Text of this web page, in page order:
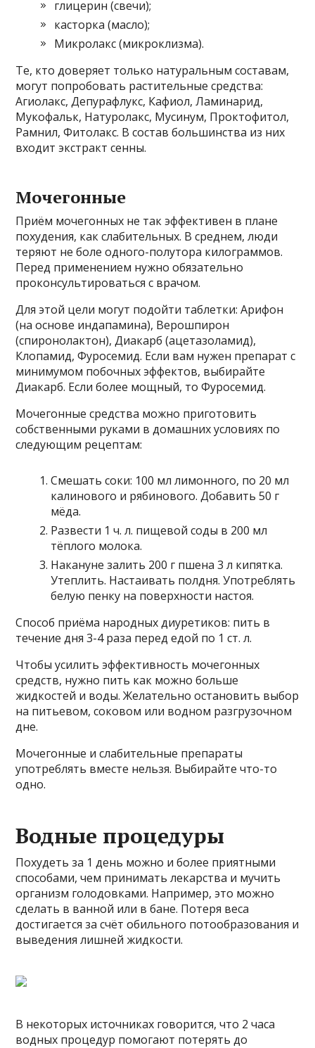
глицерин (свечи);
касторка (масло);
Микролакс (микроклизма).
Те, кто доверяет только натуральным составам,
могут попробовать растительные средства:
Агиолакс, Депурафлукс, Кафиол, Ламинарид,
Мукофальк, Натуролакс, Мусинум, Проктофитол,
Рамнил, Фитолакс. В состав большинства из них
входит экстракт сенны.
Мочегонные
Приём мочегонных не так эффективен в плане
похудения, как слабительных. В среднем, люди
теряют не боле одного-полутора килограммов.
Перед применением нужно обязательно
проконсультироваться с врачом.
Для этой цели могут подойти таблетки: Арифон
(на основе индапамина), Верошпирон
(спиронолактон), Диакарб (ацетазоламид),
Клопамид, Фуросемид. Если вам нужен препарат с
минимумом побочных эффектов, выбирайте
Диакарб. Если более мощный, то Фуросемид.
Мочегонные средства можно приготовить
собственными руками в домашних условиях по
следующим рецептам:
Смешать соки: 100 мл лимонного, по 20 мл
калинового и рябинового. Добавить 50 г
мёда.
Развести 1 ч. л. пищевой соды в 200 мл
тёплого молока.
Накануне залить 200 г пшена 3 л кипятка.
Утеплить. Настаивать полдня. Употреблять
белую пенку на поверхности настоя.
Способ приёма народных диуретиков: пить в
течение дня 3-4 раза перед едой по 1 ст. л.
Чтобы усилить эффективность мочегонных
средств, нужно пить как можно больше
жидкостей и воды. Желательно остановить выбор
на питьевом, соковом или водном разгрузочном
дне.
Мочегонные и слабительные препараты
употреблять вместе нельзя. Выбирайте что-то
одно.
Водные процедуры
Похудеть за 1 день можно и более приятными
способами, чем принимать лекарства и мучить
организм голодовками. Например, это можно
сделать в ванной или в бане. Потеря веса
достигается за счёт обильного потообразования и
выведения лишней жидкости.
В некоторых источниках говорится, что 2 часа
водных процедур помогают потерять до